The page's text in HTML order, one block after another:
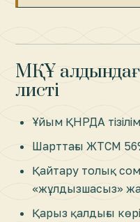
МҚҰ
листі
Ұйым ҚНРДА
Шарттағы ЖТСМ
Қайтару толық
«жұлдызшасыз»
Қарыз қалдығы